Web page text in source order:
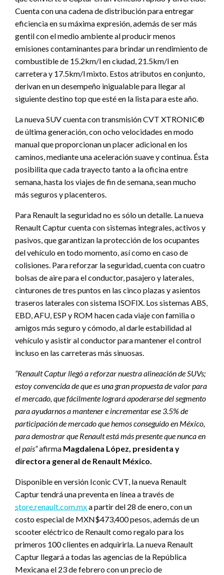
Cuenta con una cadena de distribución para entregar
eficiencia en su máxima expresión, además de ser más
gentil con el medio ambiente al producir menos
emisiones contaminantes para brindar un rendimiento de
combustible de 15.2km/l en ciudad, 21.5km/l en
carretera y 17.5km/l mixto. Estos atributos en conjunto,
derivan en un desempeño inigualable para llegar al
siguiente destino top que esté en la lista para este año.
La nueva SUV cuenta con transmisión CVT XTRONIC®
de última generación, con ocho velocidades en modo
manual que proporcionan un placer adicional en los
caminos, mediante una aceleración suave y continua. Ésta
posibilita que cada trayecto tanto a la oficina entre
semana, hasta los viajes de fin de semana, sean mucho
más seguros y placenteros.
Para Renault la seguridad no es sólo un detalle. La nueva
Renault Captur cuenta con sistemas integrales, activos y
pasivos, que garantizan la protección de los ocupantes
del vehículo en todo momento, así como en caso de
colisiones. Para reforzar la seguridad, cuenta con cuatro
bolsas de aire para el conductor, pasajero y laterales,
cinturones de tres puntos en las cinco plazas y asientos
traseros laterales con sistema ISOFIX. Los sistemas ABS,
EBD, AFU, ESP y ROM hacen cada viaje con familia o
amigos más seguro y cómodo, al darle estabilidad al
vehículo y asistir al conductor para mantener el control
incluso en las carreteras más sinuosas.
“Renault Captur llegó a reforzar nuestra alineación de SUVs;
estoy convencida de que es una gran propuesta de valor para
el mercado, que fácilmente logrará apoderarse del segmento
para ayudarnos a mantener e incrementar ese 3.5% de
participación de mercado que hemos conseguido en México,
para demostrar que Renault está más presente que nunca en
el país”afirma Magdalena López, presidenta y
directora general de Renault México.
Disponible en versión Iconic CVT, la nueva Renault
Captur tendrá una preventa en línea a través de
store.renault.com.mxa partir del 28 de enero, con un
costo especial de MXN$473,400 pesos, además de un
scooter eléctrico de Renault como regalo para los
primeros 100 clientes en adquirirla. La nueva Renault
Captur llegará a todas las agencias de la República
Mexicana el 23 de febrero con un precio de